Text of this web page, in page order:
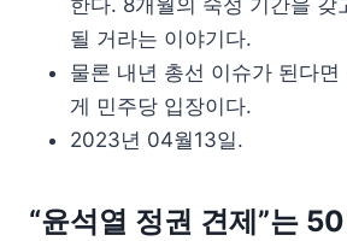
한다. 8개월의 숙성 기간을 갖
될 거라는 이야기다.
물론 내년 총선 이슈가 된다
게 민주당 입장이다.
2023년 04월13일.
“윤석열 정권 견제”는